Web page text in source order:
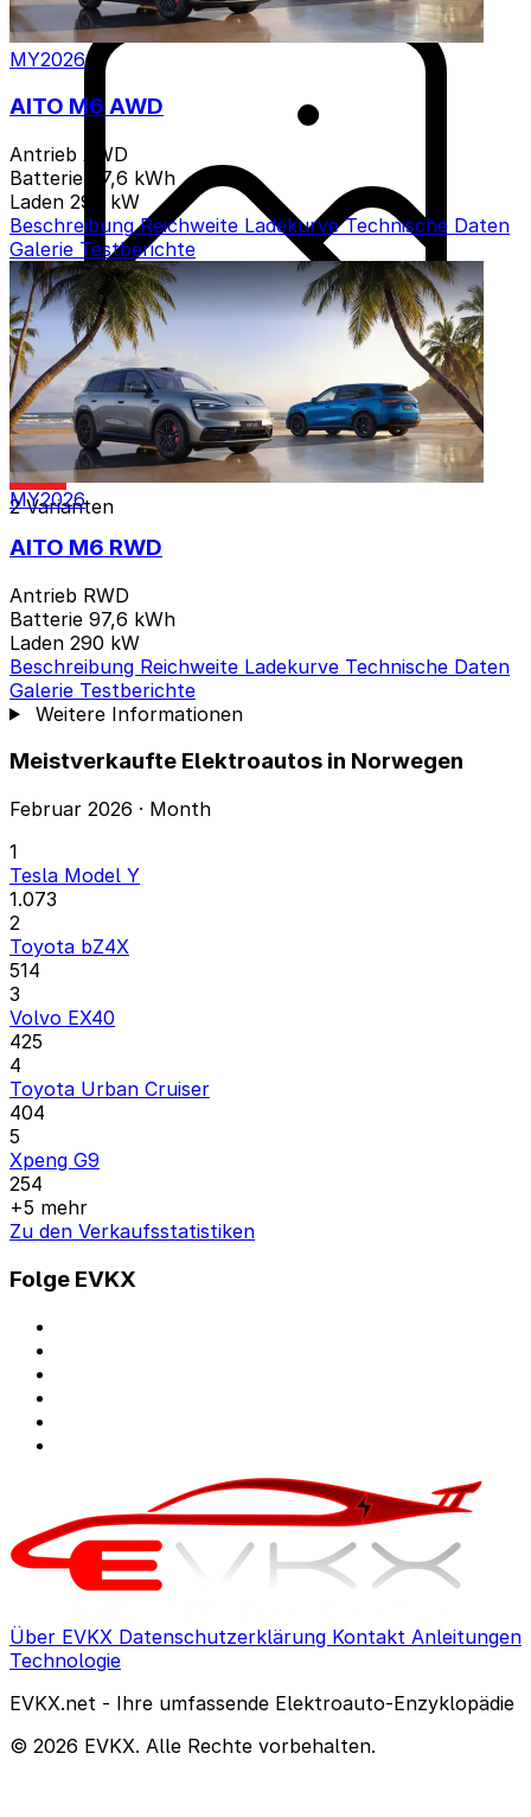
2 Varianten
MY2026
AITO M6 AWD
Antrieb AWD
Batterie
97,6 kWh
Laden 290 kW
BeschreibungReichweite LadekurveTechnische Daten
Galerie Testberichte
MY2026
AITO M6 RWD
Antrieb RWD
Batterie 97,6 kWh
Laden 290 kW
Beschreibung Reichweite Ladekurve Technische Daten
Galerie Testberichte
Weitere Informationen
Meistverkaufte Elektroautos in Norwegen
Februar 2026 · Month
1
Tesla Model Y
1.073
2
Toyota bZ4X
514
3
Volvo EX40
425
4
Toyota Urban Cruiser
404
5
Xpeng G9
254
+5 mehr
Zu den Verkaufsstatistiken
Folge EVKX
Über EVKX Datenschutzerklärung Kontakt Anleitungen
Technologie
EVKX.net - Ihre umfassende Elektroauto-Enzyklopädie
© 2026 EVKX. Alle Rechte vorbehalten.